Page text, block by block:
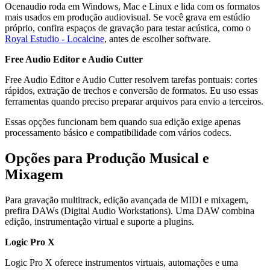
Ocenaudio roda em Windows, Mac e Linux e lida com os formatos
mais usados em produção audiovisual. Se você grava em estúdio
próprio, confira espaços de gravação para testar acústica, como o
Royal Estudio - Localcine, antes de escolher software.
Free Audio Editor e Audio Cutter
Free Audio Editor e Audio Cutter resolvem tarefas pontuais: cortes
rápidos, extração de trechos e conversão de formatos. Eu uso essas
ferramentas quando preciso preparar arquivos para envio a terceiros.
Essas opções funcionam bem quando sua edição exige apenas
processamento básico e compatibilidade com vários codecs.
Opções para Produção Musical e
Mixagem
Para gravação multitrack, edição avançada de MIDI e mixagem,
prefira DAWs (Digital Audio Workstations). Uma DAW combina
edição, instrumentação virtual e suporte a plugins.
Logic Pro X
Logic Pro X oferece instrumentos virtuais, automações e uma